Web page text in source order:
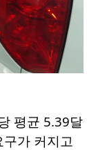
평균 5.39달
가 커지고